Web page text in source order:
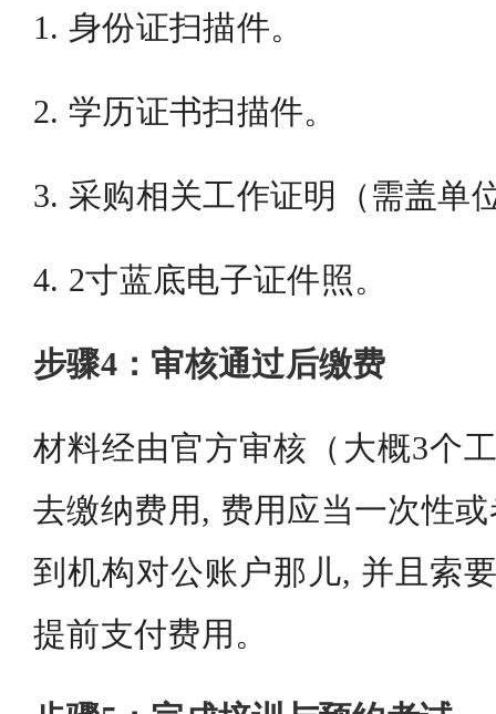
1. 身份证扫描件。
2. 学历证书扫描件。
3. 采购相关工作证明（需盖单
4. 2寸蓝底电子证件照。
步骤4：审核通过后缴费
材料经由官方审核（大概3个
去缴纳费用, 费用应当一次性
到机构对公账户那儿, 并且索
提前支付费用。